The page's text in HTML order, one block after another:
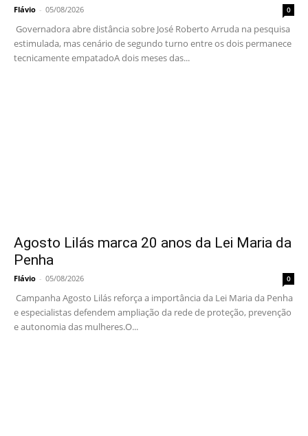
Flávio - 05/08/2026 0
Governadora abre distância sobre José Roberto Arruda na pesquisa
estimulada, mas cenário de segundo turno entre os dois permanece
tecnicamente empatadoA dois meses das...
Agosto Lilás marca 20 anos da Lei Maria da
Penha
Flávio - 05/08/2026 0
Campanha Agosto Lilás reforça a importância da Lei Maria da Penha
e especialistas defendem ampliação da rede de proteção, prevenção
e autonomia das mulheres.O...